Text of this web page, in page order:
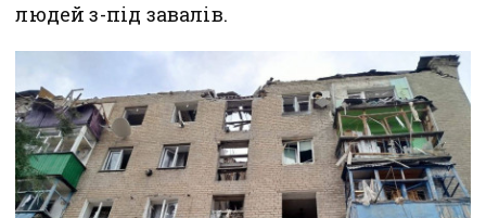
людей з-під завалів.